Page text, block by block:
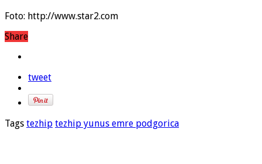
Foto: http://www.star2.com
Share
tweet
Tags tezhip tezhip yunus emre podgorica